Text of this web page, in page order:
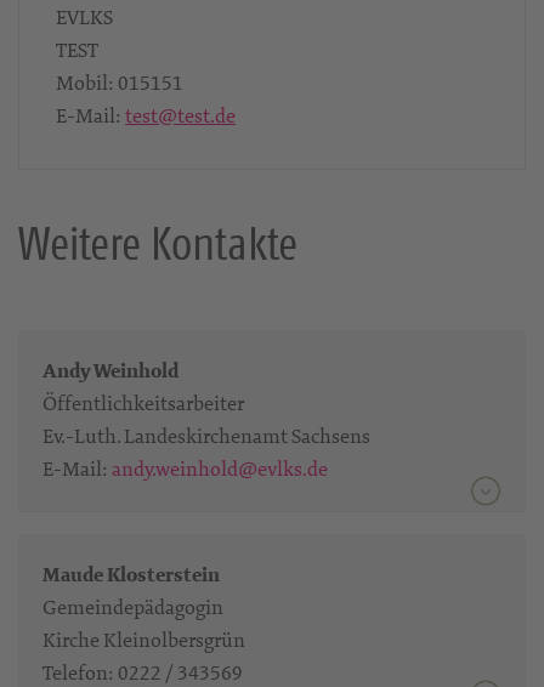
EVLKS
TEST
Mobil: 015151
E-Mail: test@test.de
Weitere Kontakte
Andy Weinhold
Öffentlichkeitsarbeiter
Ev.-Luth. Landeskirchenamt Sachsens
E-Mail: andy.weinhold@evlks.de
Maude Klosterstein
Gemeindepädagogin
Kirche Kleinolbersgrün
Telefon: 0222 / 343569